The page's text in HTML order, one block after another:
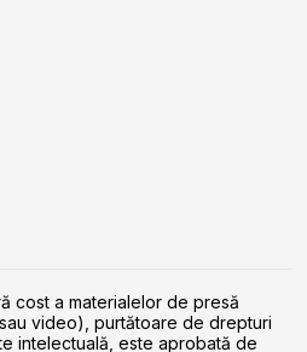
cost a materialelor de presă
video), purtătoare de drepturi
intelectuală, este aprobată de